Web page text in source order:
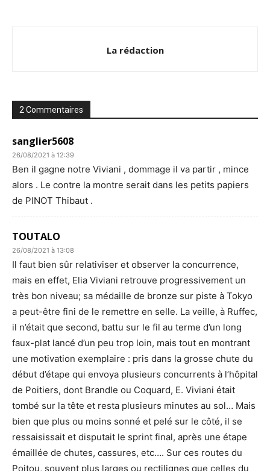
La rédaction
2 Commentaires
sanglier5608
26/08/2021 à 12:39
Ben il gagne notre Viviani , dommage il va partir , mince
alors . Le contre la montre serait dans les petits papiers
de PINOT Thibaut .
TOUTALO
26/08/2021 à 13:08
Il faut bien sûr relativiser et observer la concurrence,
mais en effet, Elia Viviani retrouve progressivement un
très bon niveau; sa médaille de bronze sur piste à Tokyo
a peut-être fini de le remettre en selle. La veille, à Ruffec,
il n’était que second, battu sur le fil au terme d’un long
faux-plat lancé d’un peu trop loin, mais tout en montrant
une motivation exemplaire : pris dans la grosse chute du
début d’étape qui envoya plusieurs concurrents à l’hôpital
de Poitiers, dont Brandle ou Coquard, E. Viviani était
tombé sur la tête et resta plusieurs minutes au sol… Mais
bien que plus ou moins sonné et pelé sur le côté, il se
ressaisissait et disputait le sprint final, après une étape
émaillée de chutes, cassures, etc…. Sur ces routes du
Poitou, souvent plus larges ou rectilignes que celles du